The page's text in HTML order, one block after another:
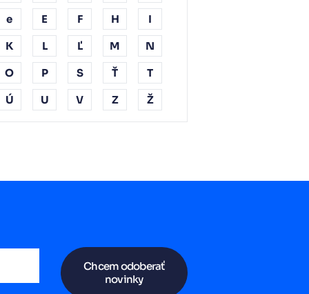
e E F H I
K L Ľ M N
O P S Ť T
Ú U V Z Ž
Chcem odoberať
novinky